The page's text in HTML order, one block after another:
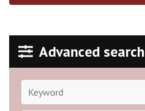
Advanced search